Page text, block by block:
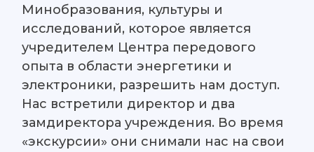
Минобразования, культуры и
исследований, которое является
учредителем Центра передового
опыта в области энергетики и
электроники, разрешить нам доступ.
Нас встретили директор и два
замдиректора учреждения. Во время
«экскурсии» они снимали нас на свои